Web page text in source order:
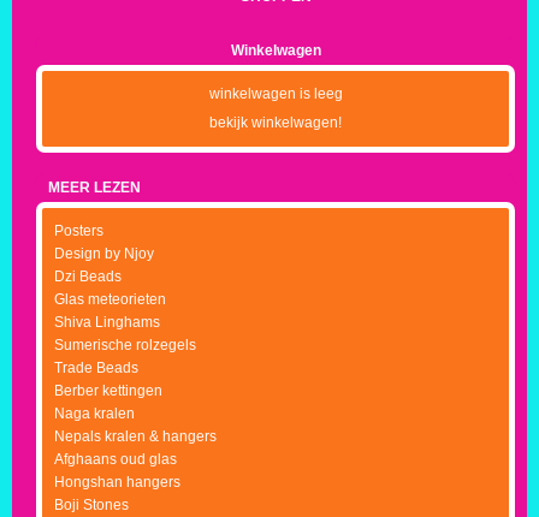
Winkelwagen
winkelwagen is leeg
bekijk winkelwagen!
MEER LEZEN
Posters
Design by Njoy
Dzi Beads
Glas meteorieten
Shiva Linghams
Sumerische rolzegels
Trade Beads
Berber kettingen
Naga kralen
Nepals kralen & hangers
Afghaans oud glas
Hongshan hangers
Boji Stones